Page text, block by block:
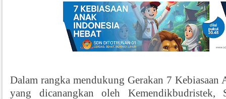
Dalam rangka mendukung Gerakan 7 Kebiasaan
yang dicanangkan oleh